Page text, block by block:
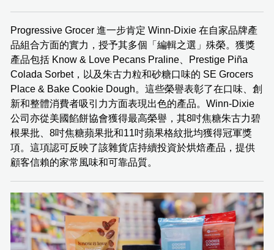
Progressive Grocer 進一步肯定 Winn-Dixie 在自家品牌產
品組合方面的實力，授予其多個「編輯之選」殊榮。獲獎
產品包括 Know & Love Pecans Praline、Prestige Piña
Colada Sorbet，以及朱古力粒和砂糖口味的 SE Grocers
Place & Bake Cookie Dough。這些榮譽表彰了在口味、創
新和整體消費者吸引力方面表現出色的產品。Winn-Dixie
公司亦從美國餡餅協會獲得最高榮譽，其8吋焦糖朱古力碧
根果批、8吋焦糖蘋果批和11吋蘋果格紋批均獲得冠軍獎
項。這項認可反映了該雜貨店持續投資於烘焙產品，提供
顧客信賴的家常風味和可靠品質。